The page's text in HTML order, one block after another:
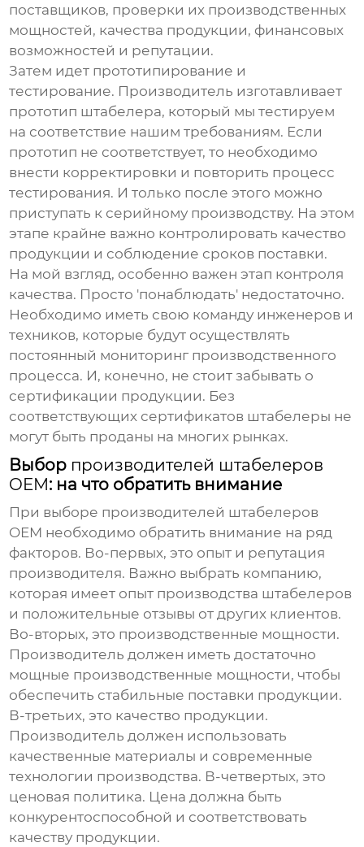
поставщиков, проверки их производственных
мощностей, качества продукции, финансовых
возможностей и репутации.
Затем идет прототипирование и
тестирование. Производитель изготавливает
прототип штабелера, который мы тестируем
на соответствие нашим требованиям. Если
прототип не соответствует, то необходимо
внести корректировки и повторить процесс
тестирования. И только после этого можно
приступать к серийному производству. На этом
этапе крайне важно контролировать качество
продукции и соблюдение сроков поставки.
На мой взгляд, особенно важен этап контроля
качества. Просто 'понаблюдать' недостаточно.
Необходимо иметь свою команду инженеров и
техников, которые будут осуществлять
постоянный мониторинг производственного
процесса. И, конечно, не стоит забывать о
сертификации продукции. Без
соответствующих сертификатов штабелеры не
могут быть проданы на многих рынках.
Выбор производителей штабелеров
OEM: на что обратить внимание
При выборе производителей штабелеров
OEM необходимо обратить внимание на ряд
факторов. Во-первых, это опыт и репутация
производителя. Важно выбрать компанию,
которая имеет опыт производства штабелеров
и положительные отзывы от других клиентов.
Во-вторых, это производственные мощности.
Производитель должен иметь достаточно
мощные производственные мощности, чтобы
обеспечить стабильные поставки продукции.
В-третьих, это качество продукции.
Производитель должен использовать
качественные материалы и современные
технологии производства. В-четвертых, это
ценовая политика. Цена должна быть
конкурентоспособной и соответствовать
качеству продукции.